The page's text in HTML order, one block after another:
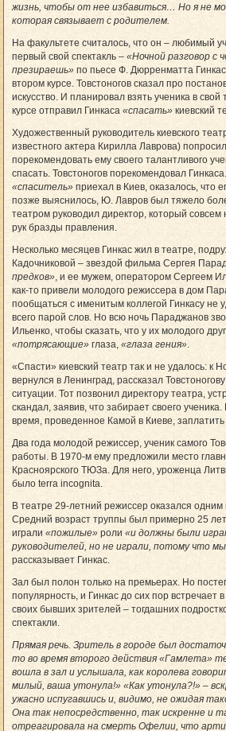
жизнь, чтобы от нее избавиться… Но я не
которая связывает с родителем.
На факультете считалось, что он – любимый
первый свой спектакль – «Ночной разговор с
презираешь» по пьесе Ф. Дюрренматта
втором курсе. Товстоногов сказал про
искусство. И планировал взять ученика в
курсе отправил Гинкаса «спасать» киевский
Художественный руководитель киевского
известного актера Кирилла Лаврова)
порекомендовать ему своего талантливого
спасать. Товстоногов порекомендовал
«спаситель» приехал в Киев, оказалось, что
позже выяснилось, Ю. Лавров был тяжело
театром руководил директор, который совсем
рук бразды правления.
Несколько месяцев Гинкас жил в театре,
Кадочниковой – звездой фильма Сергея
предков» , и ее мужем, оператором Сергеем
как-то привели молодого режиссера в дом
пообщаться с именитым коллегой Гинкасу не
всего парой слов. Но всю ночь Параджанов
Ильенко, чтобы сказать, что у их молодого
«потрясающие» глаза, «глаза гения»
«Спасти» киевский театр так и не удалось: к
вернулся в Ленинград, рассказал
ситуации. Тот позвонил директору театра,
скандал, заявив, что забирает своего
время, проведенное Камой в Киеве, заплатить
Два года молодой режиссер, ученик самого
работы. В 1970-м ему предложили место
Красноярского ТЮЗа. Для него, уроженца
было terra incognita.
В театре 29-летний режиссер оказался
Средний возраст труппы был примерно 25
играли «пожилые» роли «и должны были
руководителей, но не играли, потому что
рассказывает Гинкас.
Зал был полон только на премьерах. Но
популярность, и Гинкас до сих пор встречает
своих бывших зрителей – тогдашних
спектакли.
Прямая речь. Зритель в городе был
то во время второго действия «Гамлета»
вошла в зал и услышала, как королева
милый, ваша утонула!» «Как утонула?!» –
ужасно испугавшись и, видимо, не ожидая
Она так непосредственно, так искренне и
отреагировала на смерть Офелии, что